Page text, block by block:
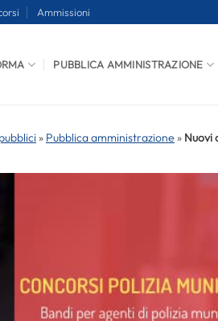
Ammissioni
PUBBLICA AMMINISTRAZIONE
» Pubblica amministrazione » Nuovi